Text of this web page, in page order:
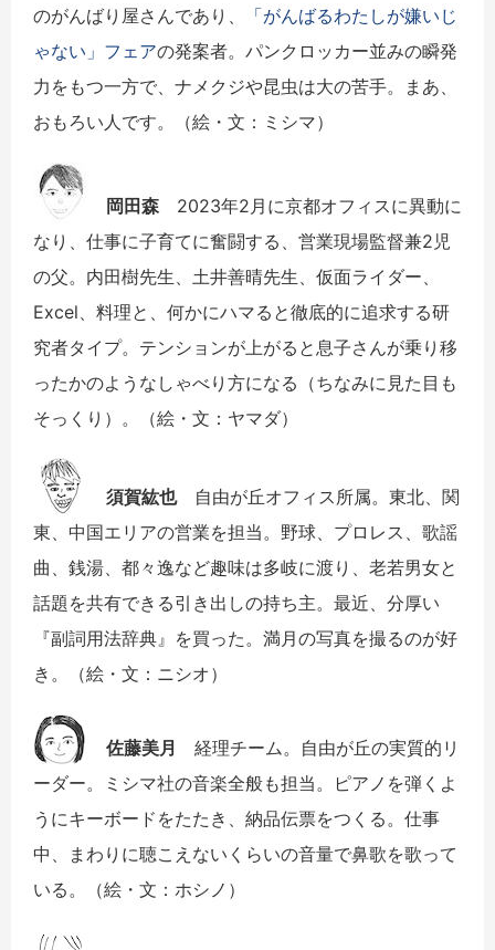
のがんばり屋さんであり、
「がんばるわたしが嫌いじ
ゃない」フェアの発案者。パンクロッカー並みの瞬発
力をもつ一方で、ナメクジや昆虫は大の苦手。まあ、
おもろい人です。（絵・文：ミシマ）
岡田森 2023年2月に京都オフィスに異動に
なり、仕事に子育てに奮闘する、営業現場監督兼2児
の父。内田樹先生、土井善晴先生、仮面ライダー、
Excel、料理と、何かにハマると徹底的に追求する研
究者タイプ。テンションが上がると息子さんが乗り移
ったかのようなしゃべり方になる（ちなみに見た目も
そっくり）。（絵・文：ヤマダ）
須賀紘也自由が丘オフィス所属。東北、関
東、中国エリアの営業を担当。野球、プロレス、歌謡
曲、銭湯、都々逸など趣味は多岐に渡り、老若男女と
話題を共有できる引き出しの持ち主。最近、分厚い
『副詞用法辞典』を買った。満月の写真を撮るのが好
き。（絵・文：ニシオ）
佐藤美月
経理チーム。自由が丘の実質的リ
ーダー。ミシマ社の音楽全般も担当。ピアノを弾くよ
うにキーボードをたたき、納品伝票をつくる。仕事
中、まわりに聴こえないくらいの音量で鼻歌を歌って
いる。（絵・文：ホシノ）